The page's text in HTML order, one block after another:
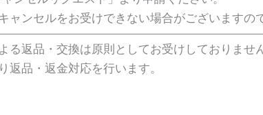
ャンセルをお受けできない場合がございますの
る返品・交換は原則としてお受けしておりませ
返品・返金対応を行います。